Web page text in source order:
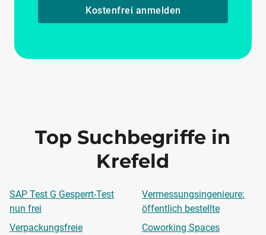
Kostenfrei anmelden
Top Suchbegriffe in
Krefeld
SAP Test G Gesperrt-Test
nun frei
Vermessungsingenieure:
öffentlich bestellte
Verpackungsfreie
Coworking Spaces